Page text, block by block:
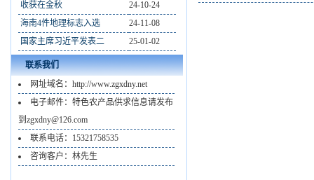
收获在金秋
24-10-24
海南4件地理标志入选
24-11-08
国家主席习近平发表二
25-01-02
联系我们
网址域名：http://www.zgxdny.net
电子邮件：特色农产品供求信息请发布
到zgxdny@126.com
联系电话：15321758535
咨询客户：林先生